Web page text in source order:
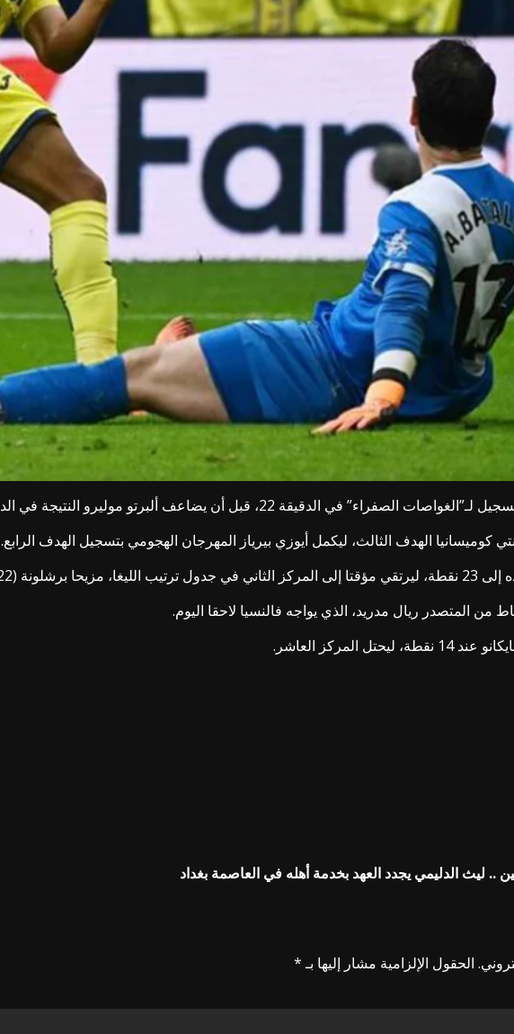
في الدقيقة 22، قبل أن يضاعف ألبرتو موليرو النتيجة في الدقيقة 56.
كوميسانيا الهدف الثالث، ليكمل أيوزي بيرياز المهرجان الهجومي بتسجيل الهدف الرابع.
أمام إلتشي غدا الأحد.
من المتصدر ريال مدريد، الذي يواجه فالنسيا لاحقا اليوم.
المركز العاشر.
.. ليث الدليمي يجدد العهد بخدمة أهله في العاصمة بغداد
الحقول الإلزامية مشار إليها بـ*